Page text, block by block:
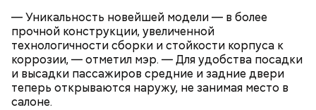
— Уникальность новейшей модели — в более
прочной конструкции, увеличенной
технологичности сборки и стойкости корпуса к
коррозии, — отметил мэр. — Для удобства посадки
и высадки пассажиров средние и задние двери
теперь открываются наружу, не занимая место в
салоне.